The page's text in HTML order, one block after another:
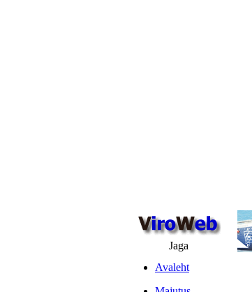
Jaga
Avaleht